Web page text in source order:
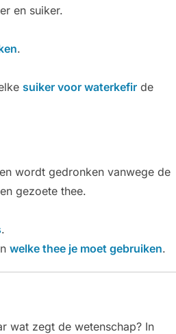
en suiker.
.
suiker voor waterkefir de
wordt gedronken vanwege de
gezoete thee.
.
welke thee je moet gebruiken.
wat zegt de wetenschap? In